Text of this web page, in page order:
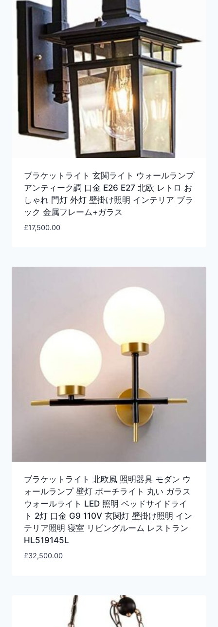
ブラケットライト 玄関ライト ウォールランプ
アンティーク調 口金 E26 E27 北欧 レトロ お
しゃれ 門灯 外灯 壁掛け照明 インテリア ブラ
ック 金属フレーム+ガラス
£17,500.00
ブラケットライト 北欧風 照明器具 モダン ウ
ォールランプ 壁灯 ポーチライト 丸い ガラス
ウォールライト LED 照明 ベッドサイドライ
ト 2灯 口金 G9 110V 玄関灯 壁掛け照明 イン
テリア照明 寝室 リビングルーム レストラン
HL519145L
£32,500.00